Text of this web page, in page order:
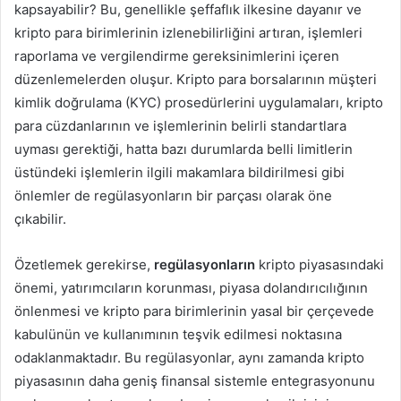
kapsayabilir? Bu, genellikle şeffaflık ilkesine dayanır ve
kripto para birimlerinin izlenebilirliğini artıran, işlemleri
raporlama ve vergilendirme gereksinimlerini içeren
düzenlemelerden oluşur. Kripto para borsalarının müşteri
kimlik doğrulama (KYC) prosedürlerini uygulamaları, kripto
para cüzdanlarının ve işlemlerinin belirli standartlara
uyması gerektiği, hatta bazı durumlarda belli limitlerin
üstündeki işlemlerin ilgili makamlara bildirilmesi gibi
önlemler de regülasyonların bir parçası olarak öne
çıkabilir.
Özetlemek gerekirse, regülasyonların kripto piyasasındaki
önemi, yatırımcıların korunması, piyasa dolandırıcılığının
önlenmesi ve kripto para birimlerinin yasal bir çerçevede
kabulünün ve kullanımının teşvik edilmesi noktasına
odaklanmaktadır. Bu regülasyonlar, aynı zamanda kripto
piyasasının daha geniş finansal sistemle entegrasyonunu